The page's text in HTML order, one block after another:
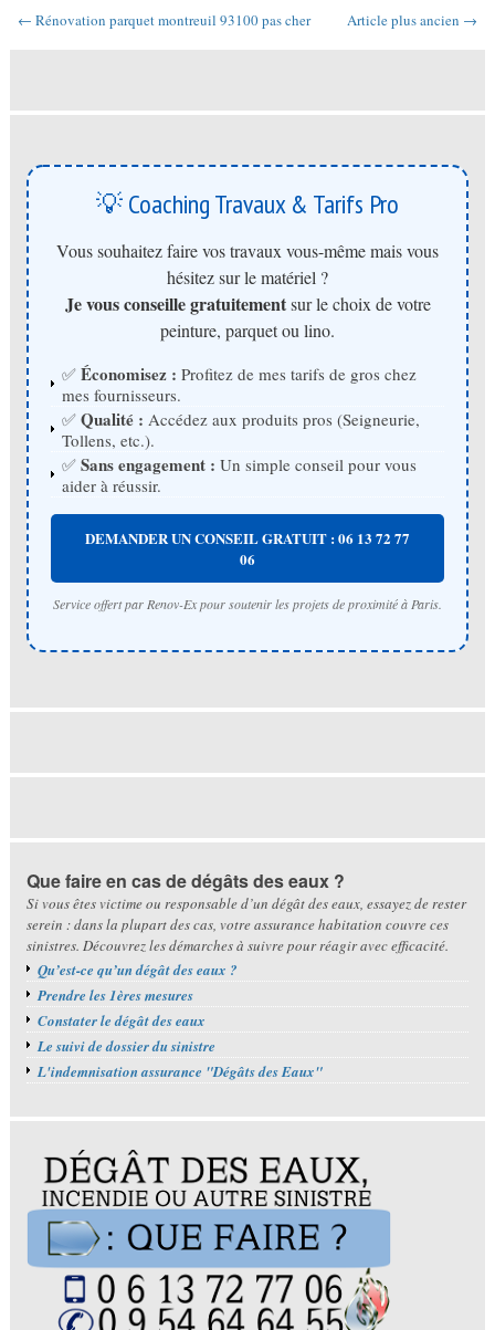
← Rénovation parquet montreuil 93100 pas cher Article plus ancien →
💡 Coaching Travaux & Tarifs Pro
Vous souhaitez faire vos travaux vous-même mais vous
hésitez sur le matériel ?
Je vous conseille gratuitementsur le choix de votre
peinture, parquet ou lino.
✅ Économisez : Profitez de mes tarifs de gros chez
mes fournisseurs.
✅ Qualité : Accédez aux produits pros (Seigneurie,
Tollens, etc.).
✅ Sans engagement : Un simple conseil pour vous
aider à réussir.
DEMANDER UN CONSEIL GRATUIT : 06 13 72 77
06
Service offert par Renov-Ex pour soutenir les projets de proximité à Paris.
Que faire en cas de dégâts des eaux ?
Si vous êtes victime ou responsable d’un dégât des eaux, essayez de rester
serein : dans la plupart des cas, votre assurance habitation couvre ces
sinistres. Découvrez les démarches à suivre pour réagir avec efficacité.
Qu’est-ce qu’un dégât des eaux ?
Prendre les 1ères mesures
Constater le dégât des eaux
Le suivi de dossier du sinistre
L'indemnisation assurance "Dégâts des Eaux"